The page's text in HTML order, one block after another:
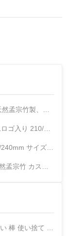
温殺菌処理済み
サイズ 寿司用
タムロゴと包装付き
スタムロゴ包装
ョップスティック